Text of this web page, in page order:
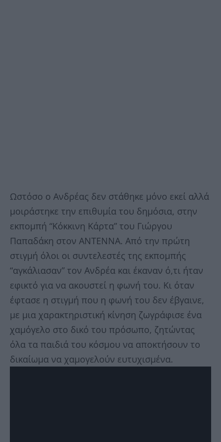
Ωστόσο ο Ανδρέας δεν στάθηκε μόνο εκεί αλλά
μοιράστηκε την επιθυμία του δημόσια, στην
εκπομπή “Κόκκινη Κάρτα” του Γιώργου
Παπαδάκη στον ΑΝΤΕΝΝΑ. Από την πρώτη
στιγμή όλοι οι συντελεστές της εκπομπής
“αγκάλιασαν” τον Ανδρέα και έκαναν ό,τι ήταν
εφικτό για να ακουστεί η φωνή του. Κι όταν
έφτασε η στιγμή που η φωνή του δεν έβγαινε,
με μια χαρακτηριστική κίνηση ζωγράφισε ένα
χαμόγελο στο δικό του πρόσωπο, ζητώντας
όλα τα παιδιά του κόσμου να αποκτήσουν το
δικαίωμα να χαμογελούν ευτυχισμένα.